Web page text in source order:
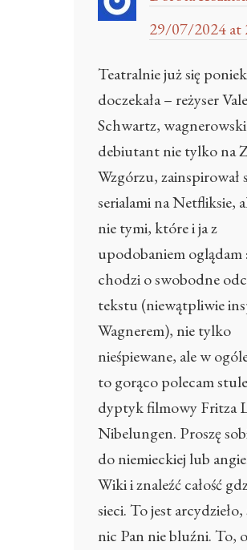
29/07/2024 at
Teatralnie już się
doczekała – reżyser
Schwartz, wagnerowski
debiutant nie tylko na
Wzgórzu, zainspirował
serialami na Netfliksie,
nie tymi, które i ja z
upodobaniem oglądam
chodzi o swobodne
tekstu (niewątpliwie
Wagnerem), nie tylko
nieśpiewane, ale w
to gorąco polecam
dyptyk filmowy Fritza
Nibelungen. Proszę
do niemieckiej lub
Wiki i znaleźć całość
sieci. To jest
nic Pan nie bluźni. To,